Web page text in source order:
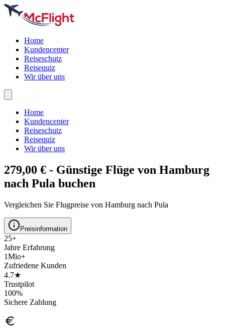
Home
Kundencenter
Reiseschutz
Reisequiz
Wir über uns
Home
Kundencenter
Reiseschutz
Reisequiz
Wir über uns
279,00 € - Günstige Flüge von Hamburg
nach Pula buchen
Vergleichen Sie Flugpreise von Hamburg nach Pula
Preisinformation
25+
Jahre Erfahrung
1Mio+
Zufriedene Kunden
4.7★
Trustpilot
100%
Sichere Zahlung